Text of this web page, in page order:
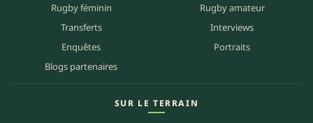
Rugby féminin
Rugby amateur
Transferts
Interviews
Enquêtes
Portraits
Blogs partenaires
SUR LE TERRAIN